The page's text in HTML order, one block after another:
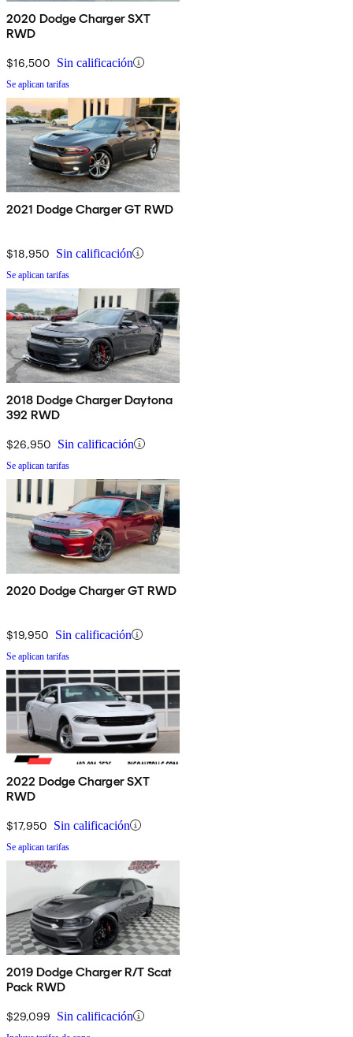
2020 Dodge Charger SXT
RWD
$16,500 Sin calificación
Se aplican tarifas
2021 Dodge Charger GT RWD
$18,950 Sin calificación
Se aplican tarifas
2018 Dodge Charger Daytona
392 RWD
$26,950 Sin calificación
Se aplican tarifas
2020 Dodge Charger GT RWD
$19,950 Sin calificación
Se aplican tarifas
2022 Dodge Charger SXT
RWD
$17,950 Sin calificación
Se aplican tarifas
2019 Dodge Charger R/T Scat
Pack RWD
$29,099 Sin calificación